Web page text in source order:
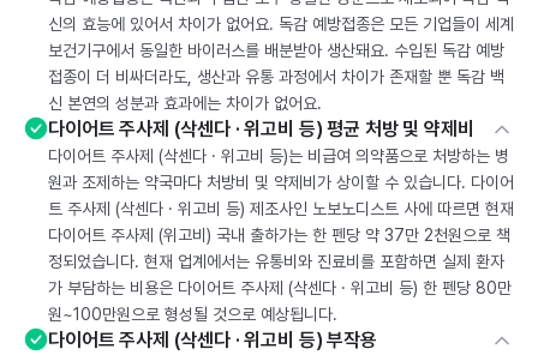
신의 효능에 있어서 차이가 없어요. 독감 예방접종은 모든 기업들이 세계
보건기구에서 동일한 바이러스를 배분받아 생산돼요. 수입된 독감 예방
접종이 더 비싸더라도, 생산과 유통 과정에서 차이가 존재할 뿐 독감 백
신 본연의 성분과 효과에는 차이가 없어요.
다이어트 주사제 (삭센다 · 위고비 등) 평균 처방 및 약제비
다이어트 주사제 (삭센다 · 위고비 등)는 비급여 의약품으로 처방하는 병
원과 조제하는 약국마다 처방비 및 약제비가 상이할 수 있습니다. 다이어
트 주사제 (삭센다 · 위고비 등) 제조사인 노보노디스트 사에 따르면 현재
다이어트 주사제 (위고비) 국내 출하가는 한 펜당 약 37만 2천원으로 책
정되었습니다. 현재 업계에서는 유통비와 진료비를 포함하면 실제 환자
가 부담하는 비용은 다이어트 주사제 (삭센다 · 위고비 등) 한 펜당 80만
원~100만원으로 형성될 것으로 예상됩니다.
다이어트 주사제 (삭센다 · 위고비 등) 부작용